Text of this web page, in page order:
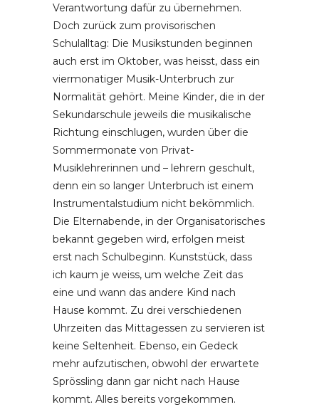
Verantwortung dafür zu übernehmen.
Doch zurück zum provisorischen
Schulalltag: Die Musikstunden beginnen
auch erst im Oktober, was heisst, dass ein
viermonatiger Musik-Unterbruch zur
Normalität gehört. Meine Kinder, die in der
Sekundarschule jeweils die musikalische
Richtung einschlugen, wurden über die
Sommermonate von Privat-
Musiklehrerinnen und – lehrern geschult,
denn ein so langer Unterbruch ist einem
Instrumentalstudium nicht bekömmlich.
Die Elternabende, in der Organisatorisches
bekannt gegeben wird, erfolgen meist
erst nach Schulbeginn. Kunststück, dass
ich kaum je weiss, um welche Zeit das
eine und wann das andere Kind nach
Hause kommt. Zu drei verschiedenen
Uhrzeiten das Mittagessen zu servieren ist
keine Seltenheit. Ebenso, ein Gedeck
mehr aufzutischen, obwohl der erwartete
Sprössling dann gar nicht nach Hause
kommt. Alles bereits vorgekommen.